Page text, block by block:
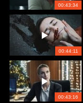
00:43:34
00:44:11
00:43:16